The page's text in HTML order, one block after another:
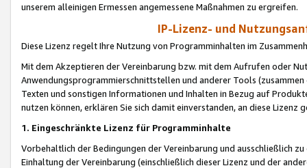
unserem alleinigen Ermessen angemessene Maßnahmen zu ergreifen.
IP-Lizenz- und
Diese Lizenz regelt Ihre Nutzung von Programminhalten im
Mit dem Akzeptieren der Vereinbarung bzw. mit dem Aufrufen oder
Anwendungsprogrammierschnittstellen und anderer Tools (zusammen
Texten und sonstigen Informationen und Inhalten in Bezug auf
nutzen können, erklären Sie sich damit einverstanden, an diese Lizenz
1. Eingeschränkte Lizenz für Programminhalte
Vorbehaltlich der Bedingungen der Vereinbarung und ausschließlich
Einhaltung der Vereinbarung (einschließlich dieser Lizenz und der